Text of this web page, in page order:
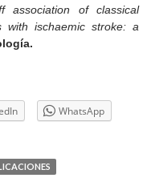
association of classical
with ischaemic stroke: a
WhatsApp